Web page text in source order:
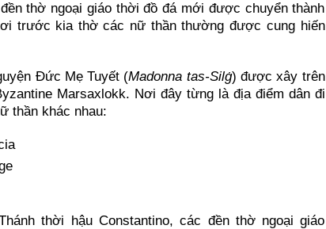
thờ ngoại giáo thời đồ đá mới được chuyển thành
trước kia thờ các nữ thần thường được cung hiến
Đức Mẹ Tuyết (Madonna tas-Silġ) được xây trên
Marsaxlokk. Nơi đây từng là địa điểm dân đi
thần khác nhau:
thời hậu Constantino, các đền thờ ngoại giáo